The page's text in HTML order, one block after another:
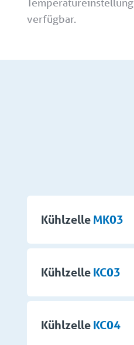
verfügbar.
Kühlzelle MK03
Kühlzelle KC03
Kühlzelle KC04